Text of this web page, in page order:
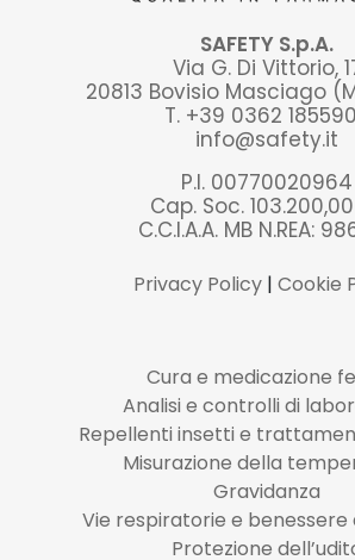
SAFETY S.p.A.
Via G. Di Vittorio,
20813 Bovisio Masciago
T. +39 0362
info@safety.it
P.I. 00770020964
Cap. Soc.
C.C.I.A.A. MB N.REA:
Privacy Policy| Cookie
Cura e medicazione
Analisi e controlli di
Repellenti insetti e
Misurazione della
Gravidanza
Vie respiratorie e benessere
Protezione